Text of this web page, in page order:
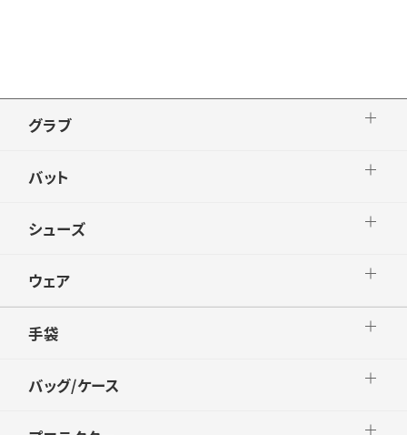
グラブ
バット
シューズ
ウェア
手袋
バッグ/ケース